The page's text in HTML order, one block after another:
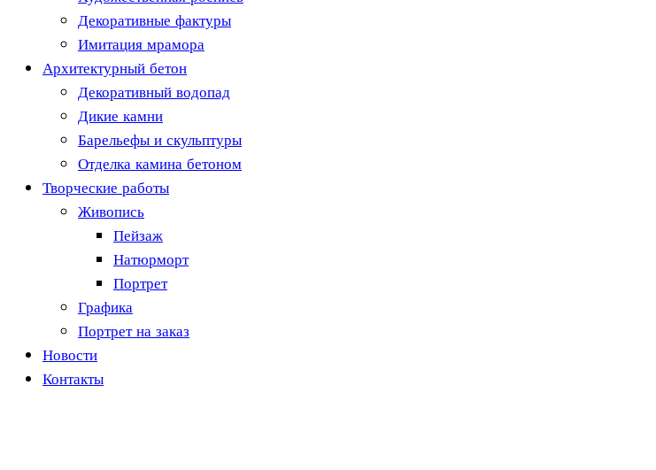
Декоративные фактуры
Имитация мрамора
Архитектурный бетон
Декоративный водопад
Дикие камни
Барельефы и скульптуры
Отделка камина бетоном
Творческие работы
Живопись
Пейзаж
Натюрморт
Портрет
Графика
Портрет на заказ
Новости
Контакты